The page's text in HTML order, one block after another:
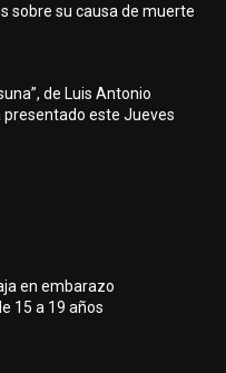
sobre su causa de muerte
de Luis Antonio
este Jueves
en embarazo
15 a 19 años